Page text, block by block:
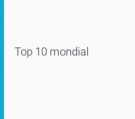
Top 10 mondial